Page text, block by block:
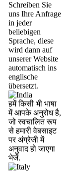
Schreiben Sie
uns Ihre Anfrage
in jeder
beliebigen
Sprache, diese
wird dann auf
unserer Website
automatisch ins
englische
übersetzt.
हमें किसी भी भाषा
में आपके अनुरोध है,
जो स्वचालित रूप
से हमारी वेबसाइट
पर अंग्रेजी में
अनुवाद हो जाएगा
भेजें.